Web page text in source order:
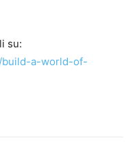
su:
build-a-world-of-